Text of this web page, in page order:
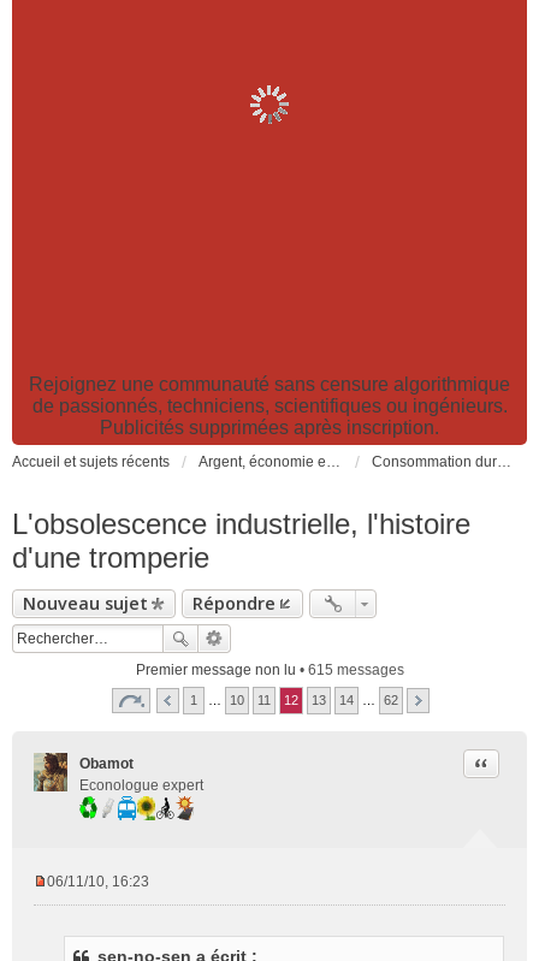
Rejoignez une communauté sans censure algorithmique
de passionnés, techniciens, scientifiques ou ingénieurs.
Publicités supprimées après inscription.
Accueil et sujets récents Argent, économie et finance. Alimentation et agriculture. Développement durable, pollution de l'air et catastrophes. Gestion des déchets. Consommation durable: consommer responsable, alimentation, trucs et astuces
L'obsolescence industrielle, l'histoire
d'une tromperie
Nouveau sujet Répondre
Premier message non lu • 615 messages
1 10 11 12 13 14 62
Obamot
Econologue expert
Citer
06/11/10, 16:23
sen-no-sen a écrit :